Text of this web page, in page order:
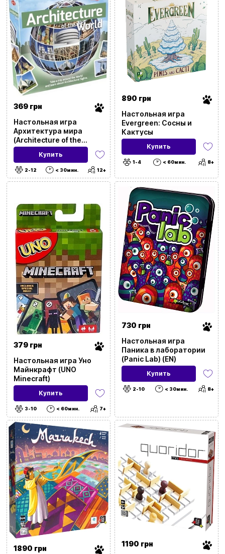
Количество игроков
Возрастная категория
Время игры
Жанр
Для кого
Тип
Для событий и локаций
С чем
Город
Применить фильтры
369 грн
Настольная игра
Архитектура мира
(Architecture of the
World) (EN)
Купить
2-12 < 30мин. 12+
890 грн
Настольная игра
Evergreen: Сосны и
Кактусы
Купить
1-4 < 60мин. 8+
379 грн
Настольная игра Уно
Майнкрафт (UNO
Minecraft)
Купить
3-10 < 60мин. 7+
730 грн
Настольная игра
Паника в лаборатории
(Panic Lab) (EN)
Купить
2-10 < 30мин. 8+
1890 грн
1190 грн
Заказать звонок
kubix.boardgames@gmail.com
Язык сайта:
UAㅤ RU